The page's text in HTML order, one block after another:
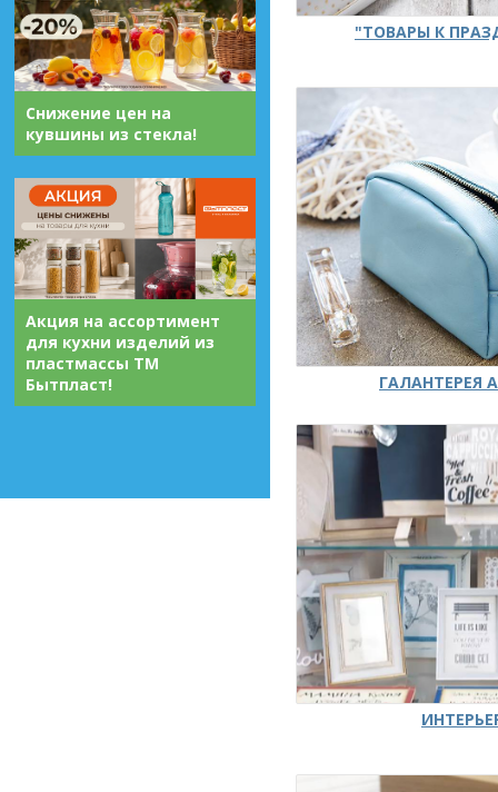
Снижение цен на
кувшины из стекла!
Акция на ассортимент
для кухни изделий из
пластмассы ТМ
Бытпласт!
"ТОВАРЫ К
ГАЛАНТЕРЕЯ